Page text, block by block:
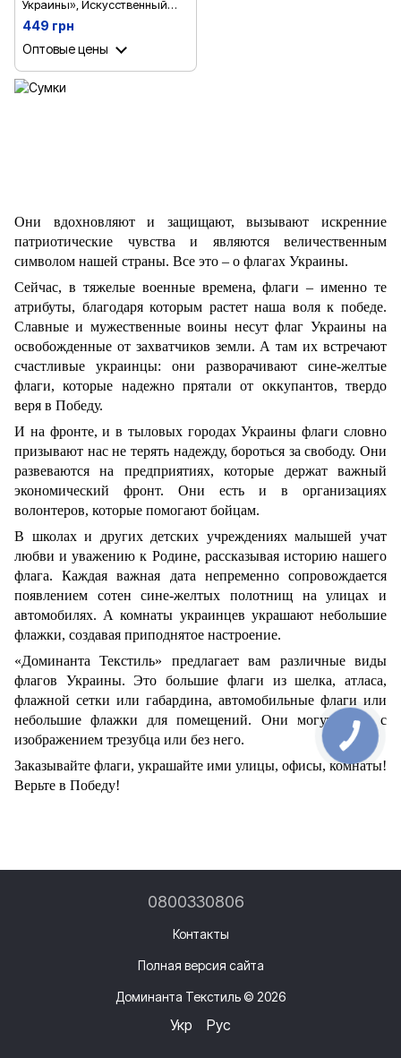
Украины», Искусственный
шелк, 1200х700 мм
449 грн
Оптовые цены
Они вдохновляют и защищают, вызывают искренние
патриотические чувства и являются величественным
символом нашей страны. Все это – о флагах Украины.
Сейчас, в тяжелые военные времена, флаги – именно те
атрибуты, благодаря которым растет наша воля к победе.
Славные и мужественные воины несут флаг Украины на
освобожденные от захватчиков земли. А там их встречают
счастливые украинцы: они разворачивают сине-желтые
флаги, которые надежно прятали от оккупантов, твердо
веря в Победу.
И на фронте, и в тыловых городах Украины флаги словно
призывают нас не терять надежду, бороться за свободу. Они
развеваются на предприятиях, которые держат важный
экономический фронт. Они есть и в организациях
волонтеров, которые помогают бойцам.
В школах и других детских учреждениях малышей учат
любви и уважению к Родине, рассказывая историю нашего
флага. Каждая важная дата непременно сопровождается
появлением сотен сине-желтых полотнищ на улицах и
автомобилях. А комнаты украинцев украшают небольшие
флажки, создавая приподнятое настроение.
«Доминанта Текстиль» предлагает вам различные виды
флагов Украины. Это большие флаги из шелка, атласа,
флажной сетки или габардина, автомобильные флаги или
небольшие флажки для помещений. Они могут быть с
изображением трезубца или без него.
Заказывайте флаги, украшайте ими улицы, офисы, комнаты!
Верьте в Победу!
0800330806
Контакты
Полная версия сайта
Доминанта Текстиль © 2026
Укр Рус